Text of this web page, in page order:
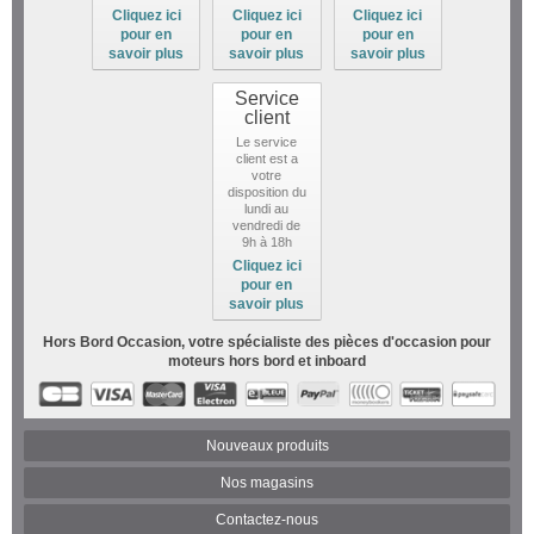
Cliquez ici
pour en
savoir plus
Cliquez ici
pour en
savoir plus
Cliquez ici
pour en
savoir plus
Service
client
Le service
client est a
votre
disposition du
lundi au
vendredi de
9h à 18h
Cliquez ici
pour en
savoir plus
Hors Bord Occasion, votre spécialiste des pièces d'occasion pour
moteurs hors bord et inboard
Nouveaux produits
Nos magasins
Contactez-nous